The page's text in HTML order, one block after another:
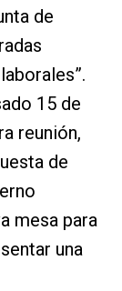
de
15 de
reunión,
de
mesa para
una